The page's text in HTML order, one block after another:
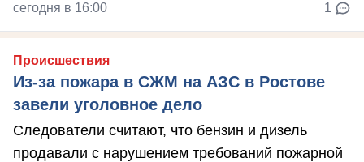
сегодня в 16:00 1
Происшествия
Из-за пожара в СЖМ на АЗС в Ростове
завели уголовное дело
Следователи считают, что бензин и дизель
продавали с нарушением требований пожарной